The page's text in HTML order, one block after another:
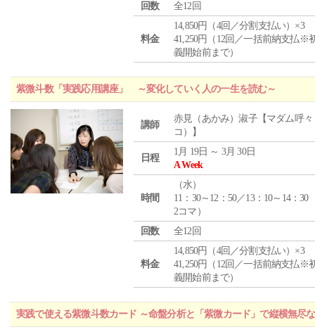
回数
全12回
料金
14,850円（4回／分割支払い）×3
41,250円（12回／一括前納支払※
義開始前まで）
紫微斗数「実践応用講座」 ～変化していく人の一生を読む～
講師
赤見（あかみ）淑子【マダム呼々
コ）】
日程
1月 19日 ～ 3月 30日
A Week
時間
（水）
11：30～12：50／13：10～14：30
2コマ）
回数
全12回
料金
14,850円（4回／分割支払い）×3
41,250円（12回／一括前納支払※
義開始前まで）
実践で使える紫微斗数カード ～命盤分析と「紫微カード」で縦横無尽